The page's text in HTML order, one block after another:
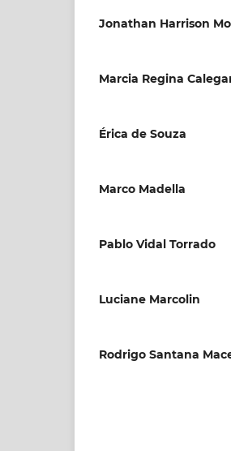
Jonathan Harrison
Marcia Regina
Érica de Souza
Marco Madella
Pablo Vidal Torrado
Luciane Marcolin
Rodrigo Santana